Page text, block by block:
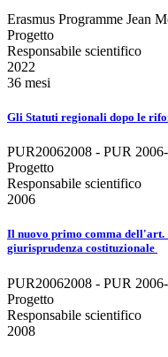
Erasmus Programme Jean
Progetto
Responsabile scientifico
2022
36 mesi
Gli Statuti regionali dopo le
PUR20062008 - PUR
Progetto
Responsabile scientifico
2006
Il nuovo primo comma dell'art.
giurisprudenza costituzionale
PUR20062008 - PUR
Progetto
Responsabile scientifico
2008